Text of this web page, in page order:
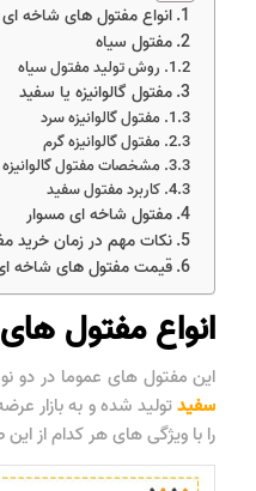
انواع مفتول های شاخه ای
مفتول سیاه
روش تولید مفتول سیاه
مفتول گالوانیزه یا سفید
مفتول گالوانیزه سرد
مفتول گالوانیزه گرم
مشخصات مفتول
کاربرد مفتول سفید
مفتول شاخه ای مسوار
نکات مهم در زمان خرید
قیمت مفتول های شاخه
انواع مفتول
این مفتول های عموما در دو
سفیدتولید شده و به بازار
را با ویژگی های هر کدام از